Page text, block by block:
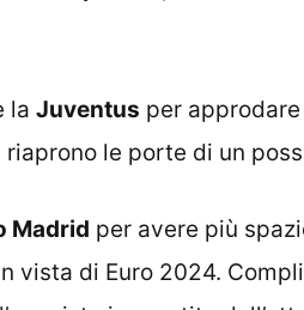
la Juventus per approdare
le porte di un
Madrid per avere più
vista di Euro 2024.